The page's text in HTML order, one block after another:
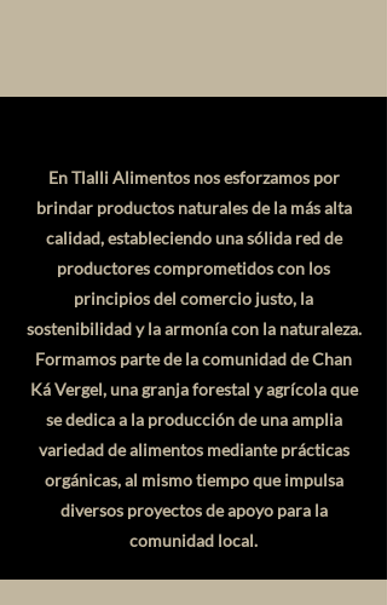
En Tlalli Alimentos nos esforzamos por
brindar productos naturales de la más alta
calidad, estableciendo una sólida red de
productores comprometidos con los
principios del comercio justo, la
sostenibilidad y la armonía con la naturaleza.
Formamos parte de la comunidad de Chan
Ká Vergel, una granja forestal y agrícola que
se dedica a la producción de una amplia
variedad de alimentos mediante prácticas
orgánicas, al mismo tiempo que impulsa
diversos proyectos de apoyo para la
comunidad local.